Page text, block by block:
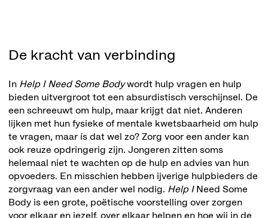
De kracht van verbinding
In Help I Need Some Bodywordt hulp vragen en hulp
bieden uitvergroot tot een absurdistisch verschijnsel. De
een schreeuwt om hulp, maar krijgt dat niet. Anderen
lijken met hun fysieke of mentale kwetsbaarheid om hulp
te vragen, maar ís dat wel zo? Zorg voor een ander kan
ook reuze opdringerig zijn. Jongeren zitten soms
helemaal niet te wachten op de hulp en advies van hun
opvoeders. En misschien hebben ijverige hulpbieders de
zorgvraag van een ander wel nodig. Help I Need Some
Body is een grote, poëtische voorstelling over zorgen
voor elkaar en jezelf, over elkaar helpen en hoe wij in de